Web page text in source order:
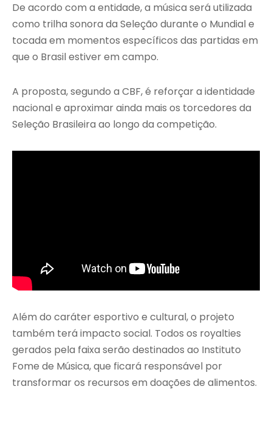
De acordo com a entidade, a música será utilizada
como trilha sonora da Seleção durante o Mundial e
tocada em momentos específicos das partidas em
que o Brasil estiver em campo.
A proposta, segundo a CBF, é reforçar a identidade
nacional e aproximar ainda mais os torcedores da
Seleção Brasileira ao longo da competição.
Além do caráter esportivo e cultural, o projeto
também terá impacto social. Todos os royalties
gerados pela faixa serão destinados ao Instituto
Fome de Música, que ficará responsável por
transformar os recursos em doações de alimentos.